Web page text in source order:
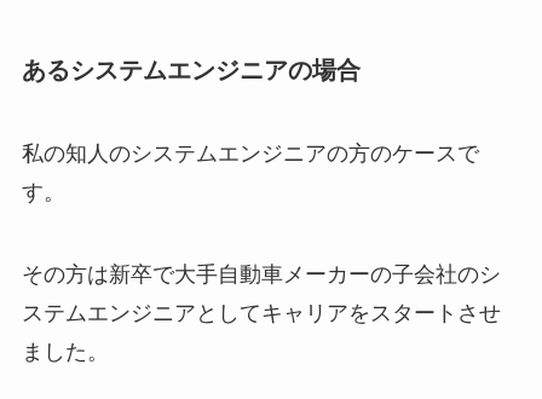
あるシステムエンジニアの場合
私の知人のシステムエンジニアの方のケースで
す。
その方は新卒で大手自動車メーカーの子会社のシ
ステムエンジニアとしてキャリアをスタートさせ
ました。